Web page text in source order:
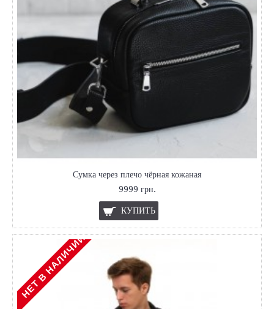
Сумка через плечо чёрная кожаная
9999 грн.
КУПИТЬ
НЕТ В НАЛИЧИИ